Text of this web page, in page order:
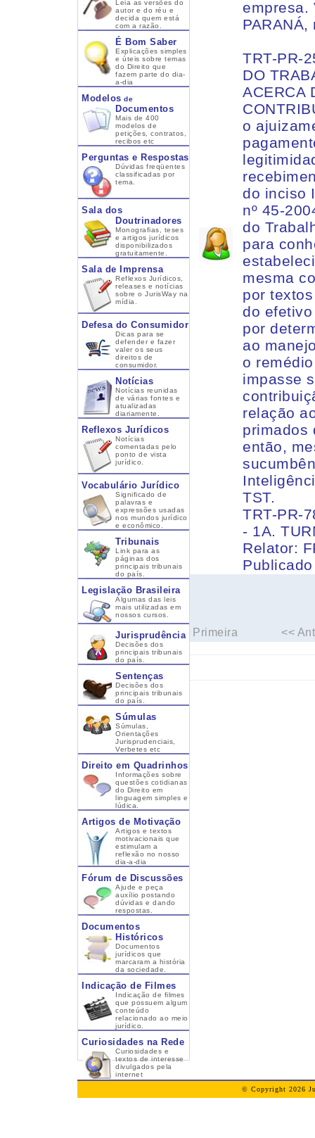
Leia as versões do
autor e do réu e
decida quem está
com a razão.
É Bom Saber
Explicações simples
e úteis sobre temas
do Direito que
fazem parte do dia-
a-dia
Modelos de
Documentos
Mais de 400
modelos de
petições, contratos,
recibos etc
Perguntas e Respostas
Dúvidas freqüentes
classificadas por
tema.
Sala dos
Doutrinadores
Monografias, teses
e artigos jurídicos
disponibilizados
gratuitamente.
Sala de Imprensa
Reflexos Jurídicos,
releases e notícias
sobre o JurisWay na
mídia.
Defesa do Consumidor
Dicas para se
defender e fazer
valer os seus
direitos de
consumidor.
Notícias
Notícias reunidas
de várias fontes e
atualizadas
diariamente.
Reflexos Jurídicos
Notícias
comentadas pelo
ponto de vista
jurídico.
Vocabulário Jurídico
Significado de
palavras e
expressões usadas
nos mundos jurídico
e econômico.
Tribunais
Link para as
páginas dos
principais tribunais
do país.
Legislação Brasileira
Algumas das leis
mais utilizadas em
nossos cursos.
Jurisprudência
Decisões dos
principais tribunais
do país.
Sentenças
Decisões dos
principais tribunais
do país.
Súmulas
Súmulas,
Orientações
Jurisprudenciais,
Verbetes etc
Direito em Quadrinhos
Informações sobre
questões cotidianas
do Direito em
linguagem simples e
lúdica.
Artigos de Motivação
Artigos e textos
motivacionais que
estimulam a
reflexão no nosso
dia-a-dia
Fórum de Discussões
Ajude e peça
auxílio postando
dúvidas e dando
respostas.
Documentos
Históricos
Documentos
jurídicos que
marcaram a história
da sociedade.
Indicação de Filmes
Indicação de filmes
que possuem algum
conteúdo
relacionado ao meio
jurídico.
Curiosidades na Rede
Curiosidades e
textos de interesse
divulgados pela
internet
empresa.
TRT-PR-
DO
ACERCA
o
do inciso
nº 45-
do
para
mesma
por
do
por
ao
o
impasse
relação
primados
então,
TST.
TRT-PR-
- 1A.
Relator:
Primeira <<
© Copyright 2026